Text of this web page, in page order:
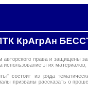
КрАгрАн
авторского права и защищены
использование этих
состоит из ряда
призваны рассказать о